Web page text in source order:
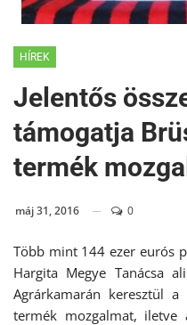
HÍREK
Jelentős
támogatja
termék
máj 31, 2016 0
Több mint 144 ezer eurós
Hargita Megye Tanácsa
Agrárkamarán keresztül
termék mozgalmat, iletve